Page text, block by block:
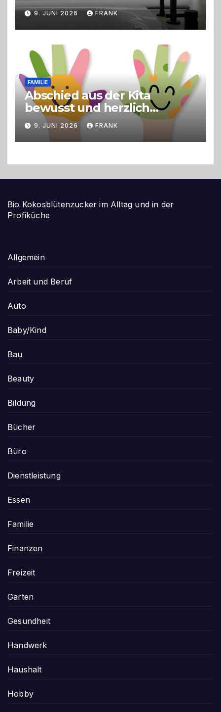
9. JUNI 2026 FRANK
FAMILIE
Abschied aus der Kita
bewusst und herzlich
gestalten
9. JUNI 2026 FRANK
Bio Kokosblütenzucker im Alltag und in der
Profiküche
Allgemein
Arbeit und Beruf
Auto
Baby/Kind
Bau
Beauty
Bildung
Bücher
Büro
Dienstleistung
Essen
Familie
Finanzen
Freizeit
Garten
Gesundheit
Handwerk
Haushalt
Hobby